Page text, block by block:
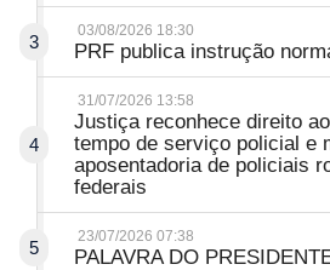
3
03/08/2026 18:30
PRF publica instrução
4
31/07/2026 13:58
Justiça reconhece direito
tempo de serviço policial e
aposentadoria de policiais
federais
5
23/07/2026 07:38
PALAVRA DO